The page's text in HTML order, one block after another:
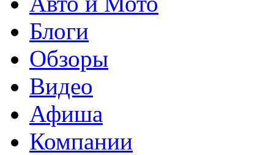
Блоги
Обзоры
Видео
Афиша
Компании